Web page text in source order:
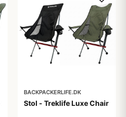
BACKPACKERLIFE.DK
Stol - Treklife Luxe Chair